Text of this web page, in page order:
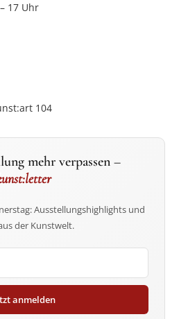
17 Uhr
104
mehr verpassen –
Ausstellungshighlights und
der Kunstwelt.
anmelden